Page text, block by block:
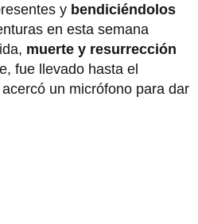
y bendiciéndolos
en esta semana
muerte y resurrección
fue llevado hasta el
un micrófono para dar